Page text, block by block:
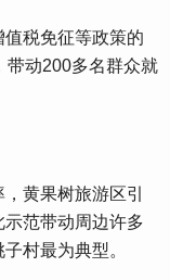
税免征等政策的
带动200多名群众就
黄果树旅游区引
范带动周边许多
村最为典型。